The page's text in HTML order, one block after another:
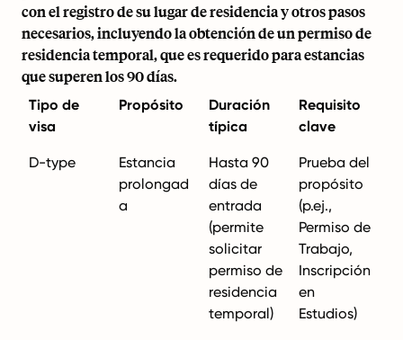
con el registro de su lugar de residencia y otros pasos
necesarios, incluyendo la obtención de un permiso de
residencia temporal, que es requerido para estancias
que superen los 90 días.
Tipo de
visa
Propósito
Duración
típica
Requisito
clave
D-type
Estancia
prolongad
a
Hasta 90
días de
entrada
(permite
solicitar
permiso de
residencia
temporal)
Prueba del
propósito
(p.ej.,
Permiso de
Trabajo,
Inscripción
en
Estudios)